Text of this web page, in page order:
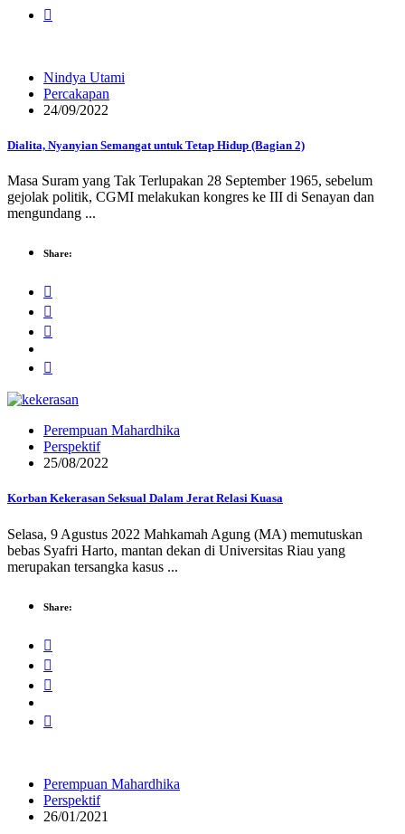
Nindya Utami
Percakapan
24/09/2022
Dialita, Nyanyian Semangat untuk Tetap Hidup (Bagian 2)
Masa Suram yang Tak Terlupakan 28 September 1965, sebelum
gejolak politik, CGMI melakukan kongres ke III di Senayan dan
mengundang ...
Share:
Perempuan Mahardhika
Perspektif
25/08/2022
Korban Kekerasan Seksual Dalam Jerat Relasi Kuasa
Selasa, 9 Agustus 2022 Mahkamah Agung (MA) memutuskan
bebas Syafri Harto, mantan dekan di Universitas Riau yang
merupakan tersangka kasus ...
Share:
Perempuan Mahardhika
Perspektif
26/01/2021